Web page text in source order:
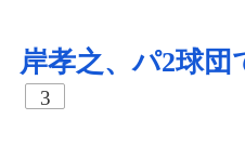
岸孝之、パ2球団
3